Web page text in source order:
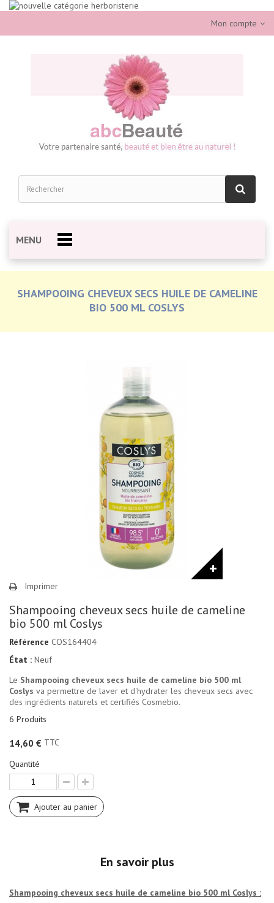
Mon compte
MENU
SHAMPOOING CHEVEUX SECS HUILE DE CAMELINE
BIO 500 ML COSLYS
Imprimer
Shampooing cheveux secs huile de cameline
bio 500 ml Coslys
Référence COS164404
État : Neuf
Le Shampooing cheveux secs huile de cameline bio 500 ml
Coslys va permettre de laver et d'hydrater les cheveux secs avec
des ingrédients naturels et certifiés Cosmebio.
6 Produits
14,60 € TTC
Quantité
Ajouter au panier
En savoir plus
Shampooing cheveux secs huile de cameline bio 500 ml Coslys :